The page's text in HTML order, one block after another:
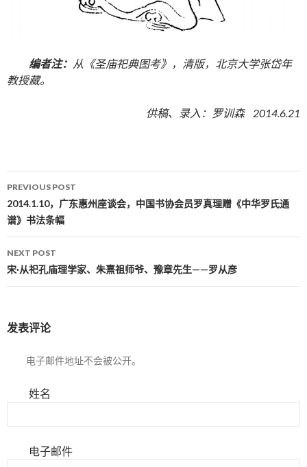
编者注： 从《圣庙祀典图考》，清版，北京大学张岱年
教授藏。
供稿、录入：罗训森 2014.6.21
Post navigation
PREVIOUS POST
2014.1.10，广东惠州座谈会，中国书协会员罗真理赠《中华罗氏通
谱》书法条幅
NEXT POST
宋·从祀孔庙理学家、朱熹祖师爷、豫章先生——罗从彦
发表评论
电子邮件地址不会被公开。
姓名
电子邮件